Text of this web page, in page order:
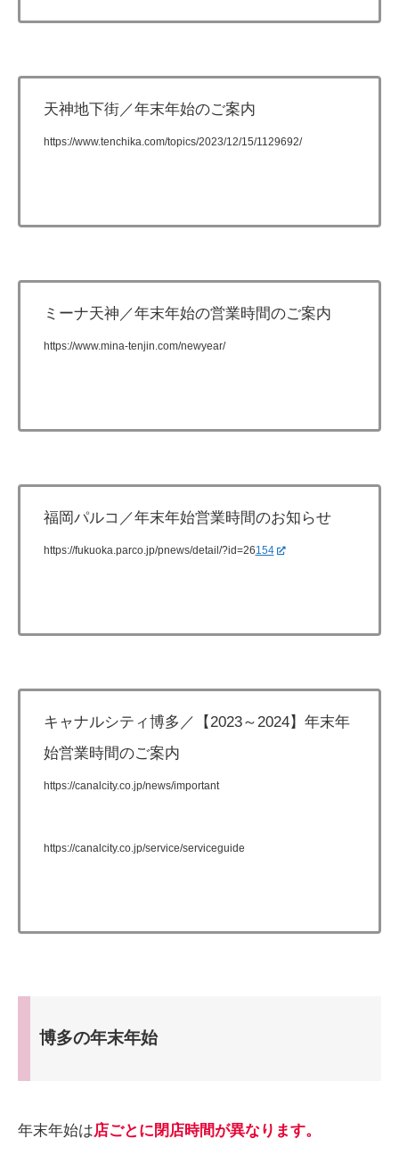
天神地下街／年末年始のご案内
https://www.tenchika.com/topics/2023/12/15/1129692/
ミーナ天神／年末年始の営業時間のご案内
https://www.mina-tenjin.com/newyear/
福岡パルコ／年末年始営業時間のお知らせ
https://fukuoka.parco.jp/pnews/detail/?id=26154
キャナルシティ博多／【2023～2024】年末年
始営業時間のご案内
https://canalcity.co.jp/news/important
https://canalcity.co.jp/service/serviceguide
博多の年末年始
年末年始は店ごとに閉店時間が異なります。